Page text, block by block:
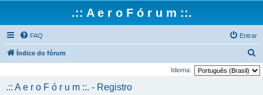
.:: A e r o F ó r u m ::.
FAQ Entrar
Índice do fórum
e
Idioma:
.:: A e r o F ó r u m ::. - Registro